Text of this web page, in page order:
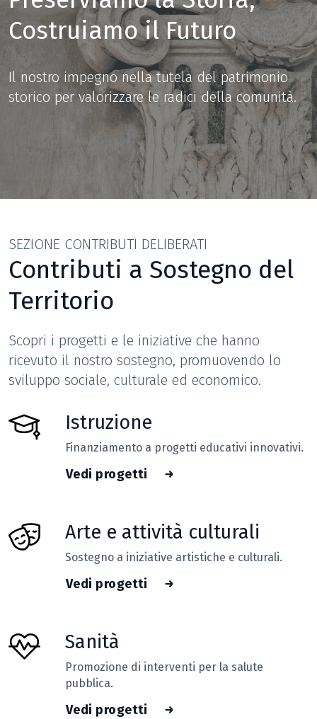
Costruiamo il Futuro
Il nostro impegno nella tutela del patrimonio
storico per valorizzare le radici della comunità.
SEZIONE CONTRIBUTI DELIBERATI
Contributi a Sostegno del
Territorio
Scopri i progetti e le iniziative che hanno
ricevuto il nostro sostegno, promuovendo lo
sviluppo sociale, culturale ed economico.
Istruzione
Finanziamento a progetti educativi innovativi.
Vedi progetti
Arte e attività culturali
Sostegno a iniziative artistiche e culturali.
Vedi progetti
Sanità
Promozione di interventi per la salute
pubblica.
Vedi progetti